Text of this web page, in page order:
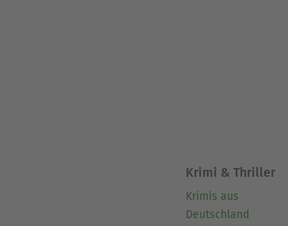
Krimi & Thriller
Krimis aus
Deutschland